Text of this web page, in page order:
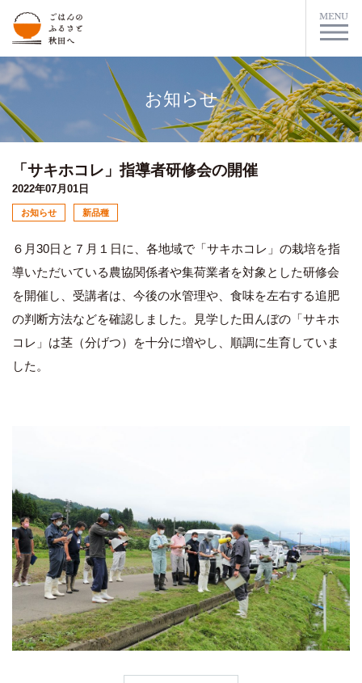
お知らせ
「サキホコレ」指導者研修会の開催
2022年07月01日
お知らせ 新品種
６月30日と７月１日に、各地域で「サキホコレ」の栽培を指
導いただいている農協関係者や集荷業者を対象とした研修会
を開催し、受講者は、今後の水管理や、食味を左右する追肥
の判断方法などを確認しました。見学した田んぼの「サキホ
コレ」は茎（分げつ）を十分に増やし、順調に生育していま
した。